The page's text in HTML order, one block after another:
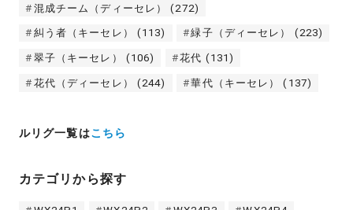
混成チーム（ディーセレ） (272)
糾う者（キーセレ） (113) 緑子（ディーセレ） (223)
翠子（キーセレ） (106) 花代 (131)
花代（ディーセレ） (244) 華代（キーセレ） (137)
ルリグ一覧はこちら
カテゴリから探す